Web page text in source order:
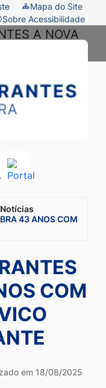
Mapa do Site
Sobre Acessibilidade
Acessar
Social
Notícias
43 ANOS COM
COM
em 18/08/2025